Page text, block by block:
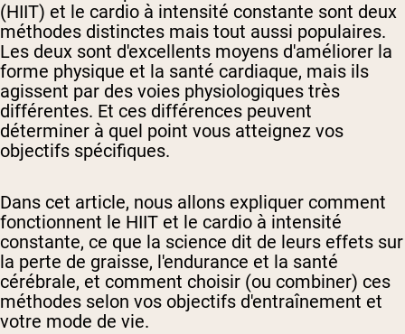
(HIIT) et le cardio à intensité constante sont deux
méthodes distinctes mais tout aussi populaires.
Les deux sont d'excellents moyens d'améliorer la
forme physique et la santé cardiaque, mais ils
agissent par des voies physiologiques très
différentes. Et ces différences peuvent
déterminer à quel point vous atteignez vos
objectifs spécifiques.
Dans cet article, nous allons expliquer comment
fonctionnent le HIIT et le cardio à intensité
constante, ce que la science dit de leurs effets sur
la perte de graisse, l'endurance et la santé
cérébrale, et comment choisir (ou combiner) ces
méthodes selon vos objectifs d'entraînement et
votre mode de vie.